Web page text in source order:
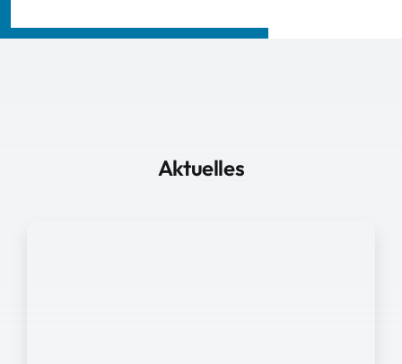
Aktuelles